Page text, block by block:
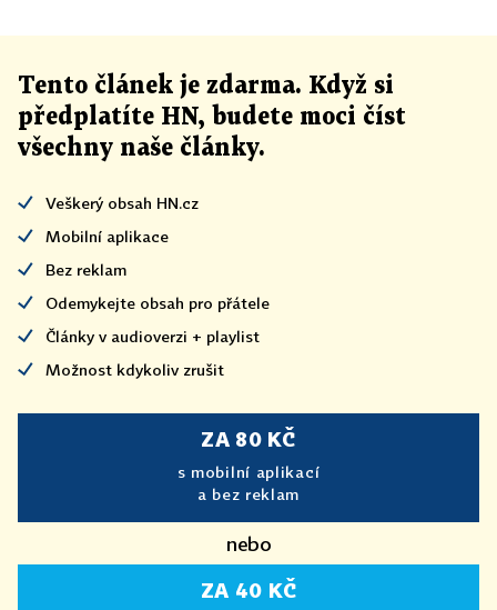
Tento článek je zdarma. Když si
předplatíte HN, budete moci číst
všechny naše články.
Veškerý obsah HN.cz
Mobilní aplikace
Bez reklam
Odemykejte obsah pro přátele
Články v audioverzi + playlist
Možnost kdykoliv zrušit
ZA 80 KČ
s mobilní aplikací
a bez reklam
nebo
ZA 40 KČ